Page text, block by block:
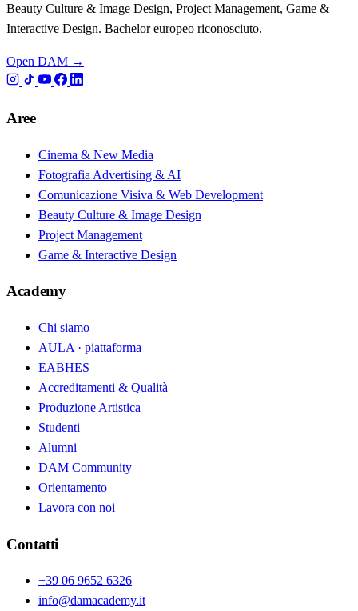
Beauty Culture & Image Design, Project Management, Game &
Interactive Design. Bachelor europeo riconosciuto.
Open DAM →
Aree
Cinema & New Media
Fotografia Advertising & AI
Comunicazione Visiva & Web Development
Beauty Culture & Image Design
Project Management
Game & Interactive Design
Academy
Chi siamo
AULA · piattaforma
EABHES
Accreditamenti & Qualità
Produzione Artistica
Studenti
Alumni
DAM Community
Orientamento
Lavora con noi
Contatti
+39 06 9652 6326
info@damacademy.it